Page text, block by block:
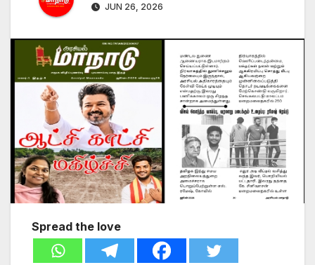
JUN 26, 2026
Spread the love